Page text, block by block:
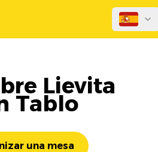
Lievita
Tablo
una mesa